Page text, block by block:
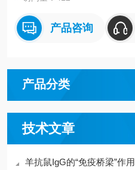
产品咨询
产品分类
技术文章
羊抗鼠IgG的“免疫桥梁”作用